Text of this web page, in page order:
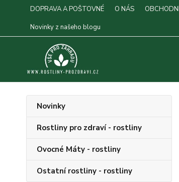
DOPRAVA A POŠTOVNÉ O NÁS
Novinky z našeho blogu
Novinky
Rostliny pro zdraví - rostliny
Ovocné Máty - rostliny
Ostatní rostliny - rostliny